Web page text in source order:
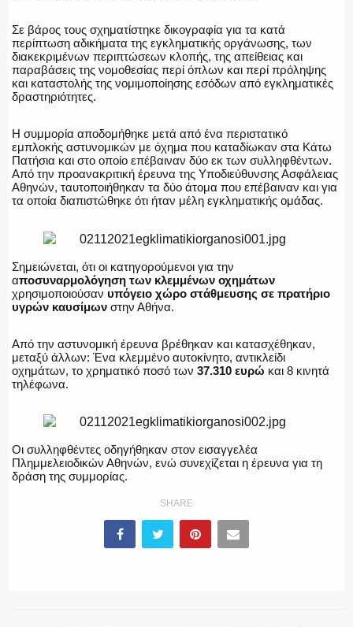
ΕΝΟΠΛΕΣ ΔΥΝΑΜΕΙΣ
ΕΚΑΒ
Σε βάρος τους σχηματίστηκε δικογραφία για τα κατά
περίπτωση αδικήματα της εγκληματικής οργάνωσης, των
διακεκριμένων περιπτώσεων κλοπής, της απείθειας και
παραβάσεις της νομοθεσίας περί όπλων και περί πρόληψης
και καταστολής της νομιμοποίησης εσόδων από εγκληματικές
δραστηριότητες.
Η συμμορία αποδομήθηκε μετά από ένα περιστατικό
εμπλοκής αστυνομικών με όχημα που καταδίωκαν στα Κάτω
Πατήσια και στο οποίο επέβαιναν δύο εκ των συλληφθέντων.
Από την προανακριτική έρευνα της Υποδιεύθυνσης Ασφάλειας
Αθηνών, ταυτοποιήθηκαν τα δύο άτομα που επέβαιναν και για
τα οποία διαπιστώθηκε ότι ήταν μέλη εγκληματικής ομάδας.
Σημειώνεται, ότι οι κατηγορούμενοι για την
αποσυναρμολόγηση των κλεμμένων οχημάτων
χρησιμοποιούσαν υπόγειο χώρο στάθμευσης σε πρατήριο
υγρών καυσίμων στην Αθήνα.
Από την αστυνομική έρευνα βρέθηκαν και κατασχέθηκαν,
μεταξύ άλλων: Ένα κλεμμένο αυτοκίνητο, αντικλείδι
οχημάτων, το χρηματικό ποσό των 37.310 ευρώ και 8 κινητά
τηλέφωνα.
Οι συλληφθέντες οδηγήθηκαν στον εισαγγελέα
Πλημμελειοδικών Αθηνών, ενώ συνεχίζεται η έρευνα για τη
δράση της συμμορίας.
SHARE